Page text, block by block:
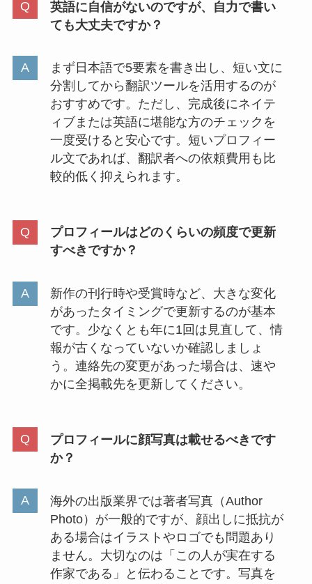
英語に自信がないのですが、自力で書い
ても大丈夫ですか？
まず日本語で5要素を書き出し、短い文に
分割してから翻訳ツールを活用するのが
おすすめです。ただし、完成後にネイテ
ィブまたは英語に堪能な方のチェックを
一度受けると安心です。短いプロフィー
ル文であれば、翻訳者への依頼費用も比
較的低く抑えられます。
プロフィールはどのくらいの頻度で更新
すべきですか？
新作の刊行時や受賞時など、大きな変化
があったタイミングで更新するのが基本
です。少なくとも年に1回は見直して、情
報が古くなっていないか確認しましょ
う。連絡先の変更があった場合は、速や
かに全掲載先を更新してください。
プロフィールに顔写真は載せるべきです
か？
海外の出版業界では著者写真（Author
Photo）が一般的ですが、顔出しに抵抗が
ある場合はイラストやロゴでも問題あり
ません。大切なのは「この人が実在する
作家である」と伝わることです。写真を